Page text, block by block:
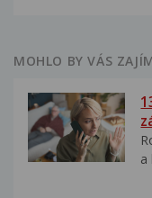
MOHLO BY VÁS
a